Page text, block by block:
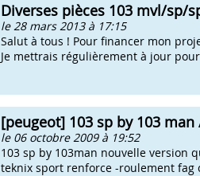
Diverses pièces 103 mvl/sp/
le 28 mars 2013 à 17:15
Salut à tous ! Pour financer mon
Je mettrais régulièrement à jour
[peugeot] 103 sp by 103
le 06 octobre 2009 à 19:52
103 sp by 103man nouvelle version
teknix sport renforce -roulement